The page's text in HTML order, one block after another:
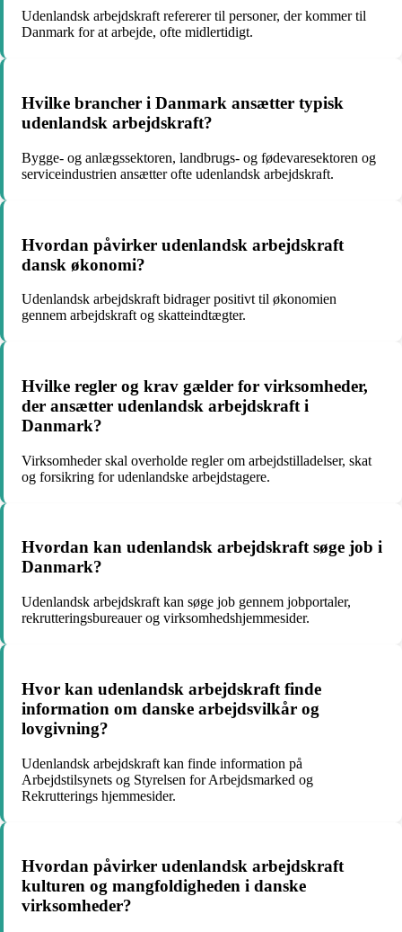
Udenlandsk arbejdskraft refererer til personer, der kommer til
Danmark for at arbejde, ofte midlertidigt.
Hvilke brancher i Danmark ansætter typisk
udenlandsk arbejdskraft?
Bygge- og anlægssektoren, landbrugs- og fødevaresektoren og
serviceindustrien ansætter ofte udenlandsk arbejdskraft.
Hvordan påvirker udenlandsk arbejdskraft
dansk økonomi?
Udenlandsk arbejdskraft bidrager positivt til økonomien
gennem arbejdskraft og skatteindtægter.
Hvilke regler og krav gælder for virksomheder,
der ansætter udenlandsk arbejdskraft i
Danmark?
Virksomheder skal overholde regler om arbejdstilladelser, skat
og forsikring for udenlandske arbejdstagere.
Hvordan kan udenlandsk arbejdskraft søge job i
Danmark?
Udenlandsk arbejdskraft kan søge job gennem jobportaler,
rekrutteringsbureauer og virksomhedshjemmesider.
Hvor kan udenlandsk arbejdskraft finde
information om danske arbejdsvilkår og
lovgivning?
Udenlandsk arbejdskraft kan finde information på
Arbejdstilsynets og Styrelsen for Arbejdsmarked og
Rekrutterings hjemmesider.
Hvordan påvirker udenlandsk arbejdskraft
kulturen og mangfoldigheden i danske
virksomheder?